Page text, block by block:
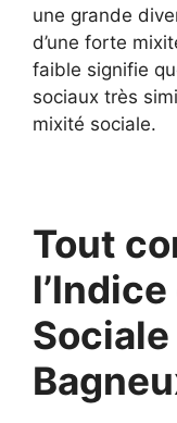
une grande
d’une forte
faible signifie
sociaux très
mixité sociale.
Tout
Sociale